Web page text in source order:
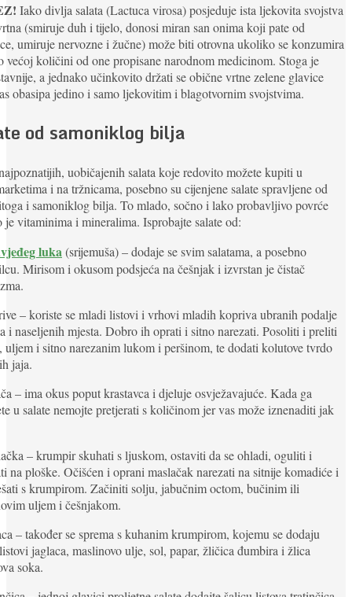
Iako divlja salata (Lactuca virosa) posjeduje ista ljekovita svojstva
(smiruje duh i tijelo, donosi miran san onima koji pate od
umiruje nervozne i žučne) može biti otrovna ukoliko se konzumira
većoj količini od one propisane narodnom medicinom. Stoga je
a jednako učinkovito držati se obične vrtne zelene glavice
obasipa jedino i samo ljekovitim i blagotvornim svojstvima.
od samoniklog bilja
uobičajenih salata koje redovito možete kupiti u
i na tržnicama, posebno su cijenjene salate spravljene od
i samoniklog bilja. To mlado, sočno i lako probavljivo povrće
je vitaminima i mineralima. Isprobajte salate od:
luka(srijemuša) – dodaje se svim salatama, a posebno
Mirisom i okusom podsjeća na češnjak i izvrstan je čistač
– koriste se mladi listovi i vrhovi mladih kopriva ubranih podalje
i naseljenih mjesta. Dobro ih oprati i sitno narezati. Posoliti i preliti
uljem i sitno narezanim lukom i peršinom, te dodati kolutove tvrdo
jaja.
– ima okus poput krastavca i djeluje osvježavajuće. Kada ga
u salate nemojte pretjerati s količinom jer vas može iznenaditi jak
– krumpir skuhati s ljuskom, ostaviti da se ohladi, oguliti i
na ploške. Očišćen i oprani maslačak narezati na sitnije komadiće i
s krumpirom. Začiniti solju, jabučnim octom, bučinim ili
uljem i češnjakom.
– također se sprema s kuhanim krumpirom, kojemu se dodaju
jaglaca, maslinovo ulje, sol, papar, žličica đumbira i žlica
soka.